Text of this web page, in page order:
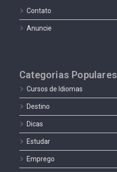
Contato
Anuncie
Categorias Populares
Cursos de Idiomas
Destino
Dicas
Estudar
Emprego